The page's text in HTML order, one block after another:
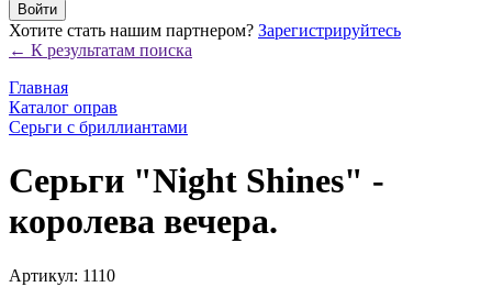
Войти
Хотите стать нашим партнером? Зарегистрируйтесь
← К результатам поиска
Главная
Каталог оправ
Серьги с бриллиантами
Серьги "Night Shines" -
королева вечера.
Артикул: 1110